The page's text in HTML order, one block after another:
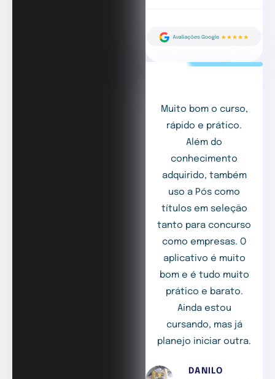
Muito bom o curso,
rápido e prático.
Além do
conhecimento
adquirido, também
uso a Pós como
títulos em seleção
tanto para concurso
como empresas. O
aplicativo é muito
bom e é tudo muito
prático e barato.
Ainda estou
cursando, mas já
planejo iniciar outra.
DANILO